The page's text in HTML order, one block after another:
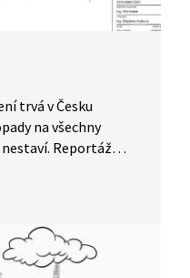
trvá v Česku
na všechny
Reportáž